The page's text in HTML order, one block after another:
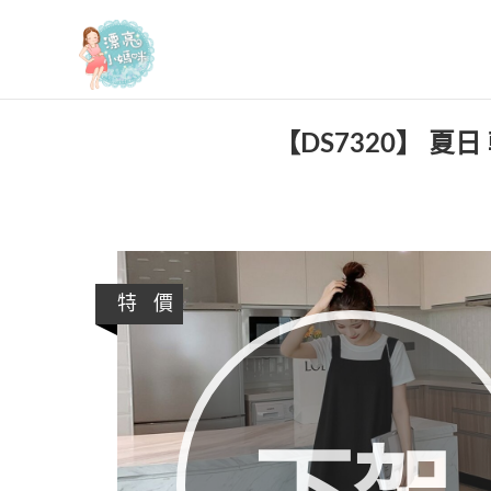
漂亮小媽咪
【DS7320】 夏
特 價